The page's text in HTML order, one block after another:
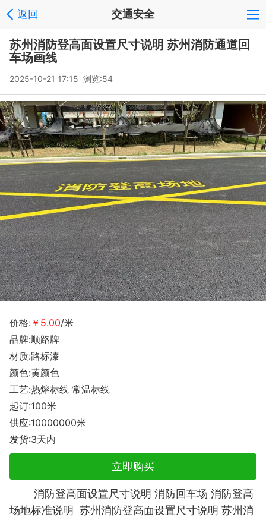
返回 交通安全
苏州消防登高面设置尺寸说明 苏州消防通道回
车场画线
2025-10-21 17:15 浏览:54
价格: ￥5.00/米
品牌:顺路牌
材质:路标漆
颜色:黄颜色
工艺:热熔标线 常温标线
起订:100米
供应:10000000米
发货:3天内
立即购买
消防登高面设置尺寸说明 消防回车场 消防登高
场地标准说明 苏州消防登高面设置尺寸说明 苏州消